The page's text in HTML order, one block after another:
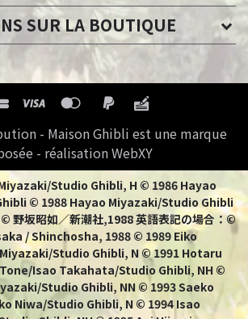
SUR LA BOUTIQUE
- Maison Ghibli est une marque
- réalisation WebXY
Studio Ghibli, H © 1986 Hayao
© 1988 Hayao Miyazaki/Studio Ghibli
野坂昭如／新潮社,1988 英語表記の場合：©
/ Shinchosha, 1988 © 1989 Eiko
Studio Ghibli, N © 1991 Hotaru
Isao Takahata/Studio Ghibli, NH ©
Studio Ghibli, NN © 1993 Saeko
Niwa/Studio Ghibli, N © 1994 Isao